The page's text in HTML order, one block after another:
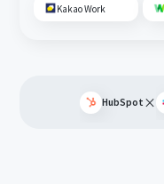
Kakao Work
HubSpot ×